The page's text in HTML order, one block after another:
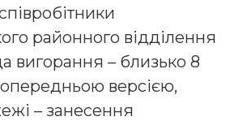
районного відділення
вигорання – близько 8
версією,
– занесення